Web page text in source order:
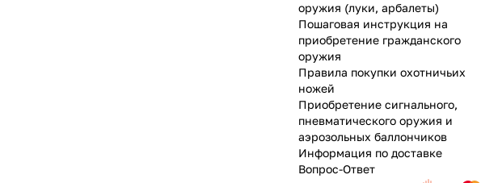
оружия (луки, арбалеты)
Пошаговая инструкция на
приобретение гражданского
оружия
Правила покупки охотничьих
ножей
Приобретение сигнального,
пневматического оружия и
аэрозольных баллончиков
Информация по доставке
Вопрос-Ответ